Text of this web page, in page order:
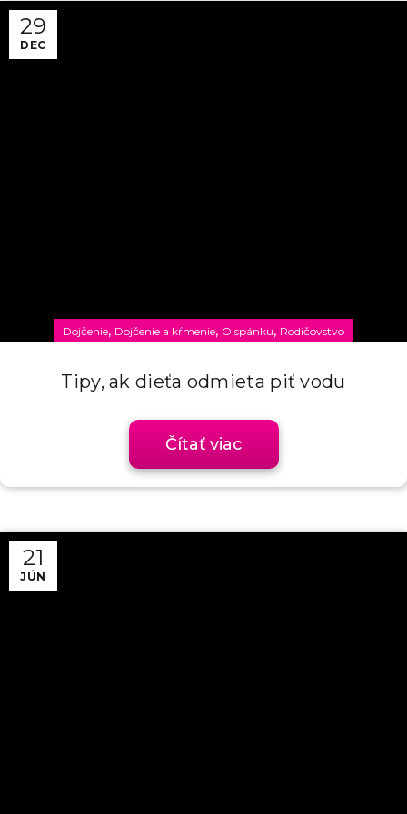
29
DEC
Dojčenie, Dojčenie a kŕmenie, O spánku, Rodičovstvo
Tipy, ak dieťa odmieta piť vodu
Čítať viac
21
JÚN